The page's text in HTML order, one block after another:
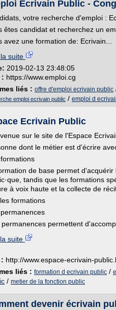
Ecrivain Public -
votre recherche d'emploi :
êtes candidat et recherchez un
avez une formation de: Ecrivain...
suite
2019-02-13 23:48:05
: https://www.emploi.cg
liés : offre d'emploi ecrivain public
emploi ecrivain public / emploi d
Ecrivain Public
sur le site de l'Espace
dont le métier est d'écrire
de base permet
tandis que les formations
à voix haute et la collecte de
formations
permanences permettent
suite
http://www.espace-ecrivain-
liés : formation d ecrivain public /
/ metier de la fonction public
devenir écrivain